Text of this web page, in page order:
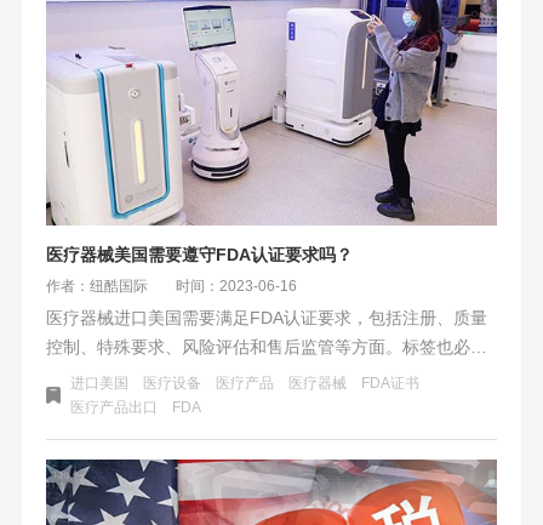
进行。
医疗器械美国需要遵守FDA认证要求吗？
作者：纽酷国际 时间：2023-06-16
医疗器械进口美国需要满足FDA认证要求，包括注册、质量
控制、特殊要求、风险评估和售后监管等方面。标签也必须
符合要求。制造商和进口商需要制定相应的计划和措施，确
保产品符合要求并顺利进入美国市场。
进口美国 医疗设备 医疗产品 医疗器械
FDA证书
医疗产品出口
FDA